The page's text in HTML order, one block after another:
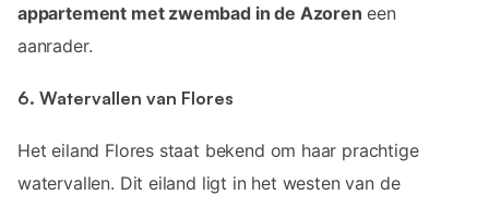
appartement met zwembad in de Azoren een
aanrader.
6. Watervallen van Flores
Het eiland Flores staat bekend om haar prachtige
watervallen. Dit eiland ligt in het westen van de